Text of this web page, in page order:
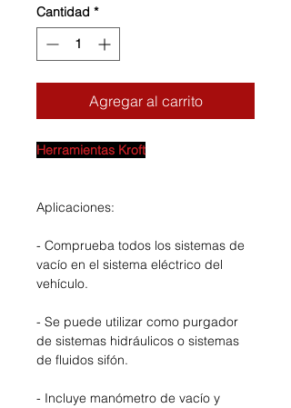
Cantidad *
Agregar al carrito
Herramientas Kroft
Aplicaciones:
- Comprueba todos los sistemas de
vacío en el sistema eléctrico del
vehículo.
- Se puede utilizar como purgador
de sistemas hidráulicos o sistemas
de fluidos sifón.
- Incluye manómetro de vacío y